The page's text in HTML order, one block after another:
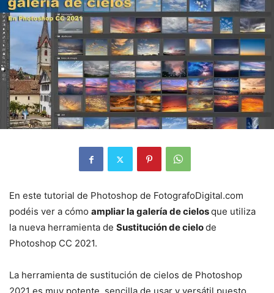
En este tutorial de Photoshop de FotografoDigital.com
podéis ver a cómo ampliar la galería de cielosque utiliza
la nueva herramienta de Sustitución de cielode
Photoshop CC 2021.
La herramienta de sustitución de cielos de Photoshop